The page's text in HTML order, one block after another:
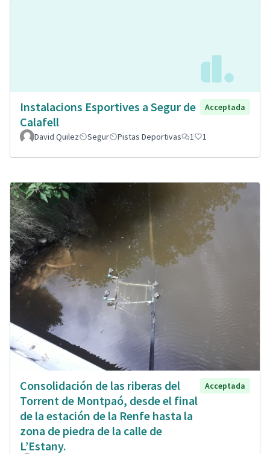
Instalacions Esportives a Segur de
Calafell
Acceptada
David Quilez Segur Pistas Deportivas 1 1
Consolidación de las riberas del
Torrent de Montpaó, desde el final
de la estación de la Renfe hasta la
zona de piedra de la calle de
L’Estany.
Acceptada